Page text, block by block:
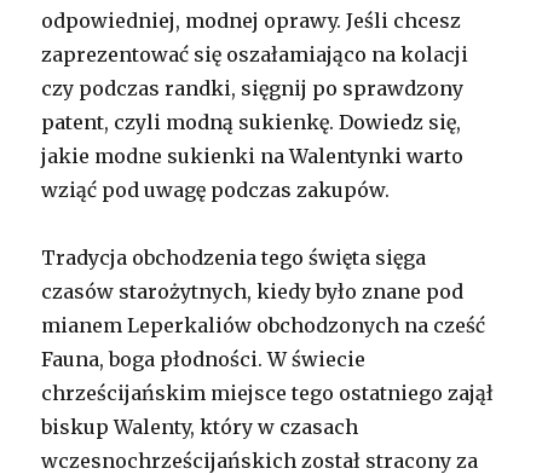
odpowiedniej, modnej oprawy. Jeśli chcesz
zaprezentować się oszałamiająco na kolacji
czy podczas randki, sięgnij po sprawdzony
patent, czyli modną sukienkę. Dowiedz się,
jakie modne sukienki na Walentynki warto
wziąć pod uwagę podczas zakupów.
Tradycja obchodzenia tego święta sięga
czasów starożytnych, kiedy było znane pod
mianem Leperkaliów obchodzonych na cześć
Fauna, boga płodności. W świecie
chrześcijańskim miejsce tego ostatniego zajął
biskup Walenty, który w czasach
wczesnochrześcijańskich został stracony za